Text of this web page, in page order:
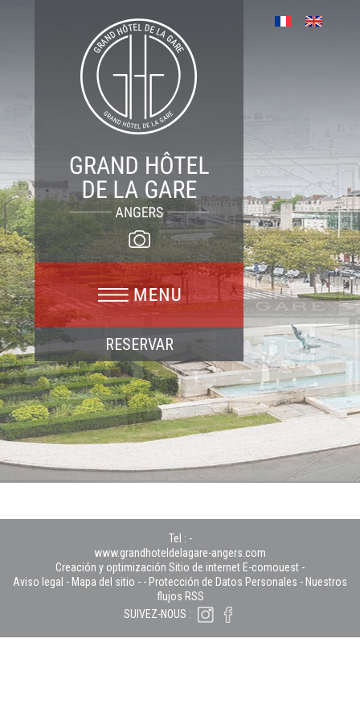
RESERVAR
Tel : -
www.grandhoteldelagare-angers.com
Creación y optimización Sitio de internet E-comouest -
Aviso legal - Mapa del sitio - - Protección de Datos Personales - Nuestros
flujos RSS
SUIVEZ-NOUS :